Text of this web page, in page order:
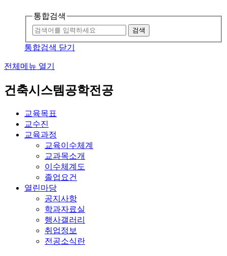
통합검색
검색
통합검색 닫기
전체메뉴 열기
건축시스템공학전공
교육목표
교수진
교육과정
교육이수체계
교과목소개
이수체계도
졸업요건
열린마당
공지사항
학과자료실
행사갤러리
취업정보
전공소식란